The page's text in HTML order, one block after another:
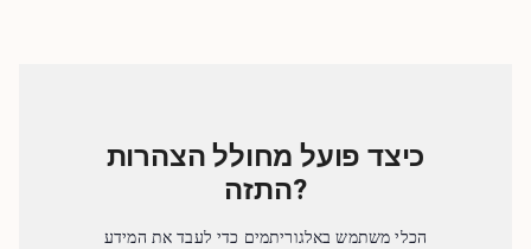
כיצד פועל מחולל הצהרות
התזה?
הכלי משתמש באלגוריתמים כדי לעבד את המידע